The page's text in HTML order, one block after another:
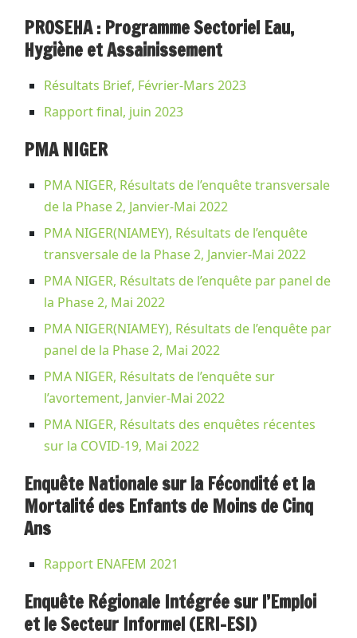
PROSEHA : Programme Sectoriel Eau,
Hygiène et Assainissement
Résultats Brief, Février-Mars 2023
Rapport final, juin 2023
PMA NIGER
PMA NIGER, Résultats de l’enquête transversale
de la Phase 2, Janvier-Mai 2022
PMA NIGER(NIAMEY), Résultats de l’enquête
transversale de la Phase 2, Janvier-Mai 2022
PMA NIGER, Résultats de l’enquête par panel de
la Phase 2, Mai 2022
PMA NIGER(NIAMEY), Résultats de l’enquête par
panel de la Phase 2, Mai 2022
PMA NIGER, Résultats de l’enquête sur
l’avortement, Janvier-Mai 2022
PMA NIGER, Résultats des enquêtes récentes
sur la COVID-19, Mai 2022
Enquête Nationale sur la Fécondité et la
Mortalité des Enfants de Moins de Cinq
Ans
Rapport ENAFEM 2021
Enquête Régionale Intégrée sur l’Emploi
et le Secteur Informel (ERI-ESI)